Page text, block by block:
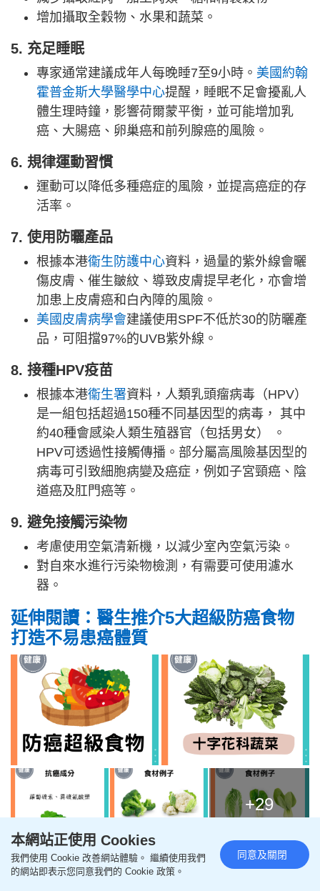
增加攝取全穀物、水果和蔬菜。
5. 充足睡眠
專家通常建議成年人每晚睡7至9小時。 美國約翰
霍普金斯大學醫學中心提醒，睡眠不足會擾亂人
體生理時鐘，影響荷爾蒙平衡，並可能增加乳
癌、大腸癌、卵巢癌和前列腺癌的風險。
6. 規律運動習慣
運動可以降低多種癌症的風險，並提高癌症的存
活率。
7. 使用防曬產品
根據本港衞生防護中心資料，過量的紫外線會曬
傷皮膚、催生皺紋、導致皮膚提早老化，亦會增
加患上皮膚癌和白內障的風險。
美國皮膚病學會建議使用SPF不低於30的防曬產
品，可阻擋97%的UVB紫外線。
8. 接種HPV疫苗
根據本港衞生署資料，人類乳頭瘤病毒（HPV）
是一組包括超過150種不同基因型的病毒， 其中
約40種會感染人類生殖器官（包括男女） 。
HPV可透過性接觸傳播。部分屬高風險基因型的
病毒可引致細胞病變及癌症，例如子宮頸癌、陰
道癌及肛門癌等。
9. 避免接觸污染物
考慮使用空氣清新機，以減少室內空氣污染。
對自來水進行污染物檢測，有需要可使用濾水
器。
延伸閱讀：醫生推介5大超級防癌食物
打造不易患癌體質
+29
資料來源：《New York Post》、University of
Michigan
本網站正使用 Cookies
我們使用 Cookie 改善網站體驗。 繼續使用我們
的網站即表示您同意我們的 Cookie 政策。
同意及關閉